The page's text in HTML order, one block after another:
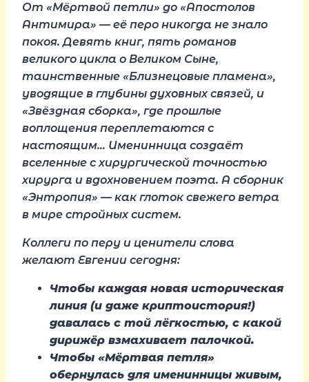
От «Мёртвой петли» до «Апостолов
Антимира» — её перо никогда не знало
покоя. Девять книг, пять романов
великого цикла о Великом Сыне,
таинственные «Близнецовые пламена»,
уводящие в глубины духовных связей, и
«Звёздная сборка», где прошлые
воплощения переплетаются с
настоящим… Именинница создаёт
вселенные с хирургической точностью
хирурга и вдохновением поэта. А сборник
«Энтропия» — как глоток свежего ветра
в мире стройных систем.
Коллеги по перу и ценители слова
желают Евгении сегодня:
Чтобы каждая новая историческая
линия (и даже криптоистория!)
давалась с той лёгкостью, с какой
дирижёр взмахивает палочкой.
Чтобы «Мёртвая петля»
обернулась для именинницы живым,